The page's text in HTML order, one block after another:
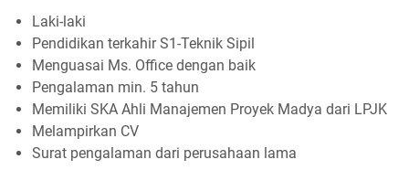
Laki-laki
Pendidikan terkahir S1-Teknik Sipil
Menguasai Ms. Office dengan baik
Pengalaman min. 5 tahun
Memiliki SKA Ahli Manajemen Proyek Madya dari LPJK
Melampirkan CV
Surat pengalaman dari perusahaan lama